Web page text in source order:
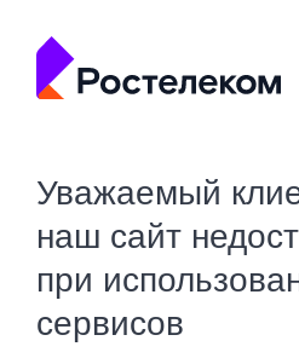
Уважаемый
наш сайт
при
сервисов